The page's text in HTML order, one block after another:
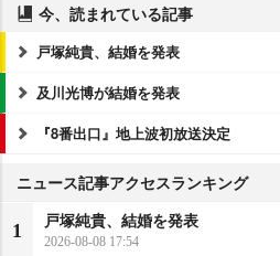
今、読まれている記事
戸塚純貴、結婚を発表
及川光博が結婚を発表
『8番出口』地上波初放送決定
ニュース記事アクセスランキング
1
戸塚純貴、結婚を発表
2026-08-08 17:54